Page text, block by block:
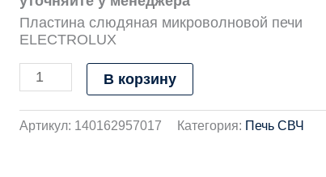
Пластина слюдяная микроволновой печи
ELECTROLUX
В корзину
Артикул: 140162957017 Категория: Печь СВЧ